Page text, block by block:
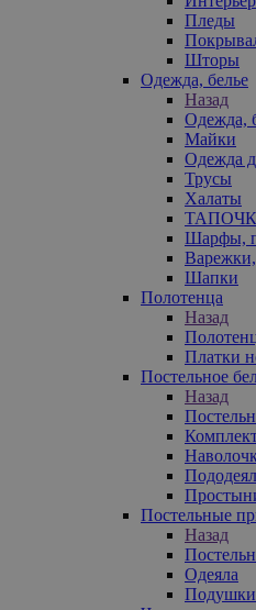
Пледы
Шторы
Одежда, белье
Назад
Одежда,
Майки
Одежда
Трусы
Халаты
Шарфы,
Шапки
Полотенца
Назад
Платки
Постельное
Назад
Постельные
Назад
Одеяла
Подушки